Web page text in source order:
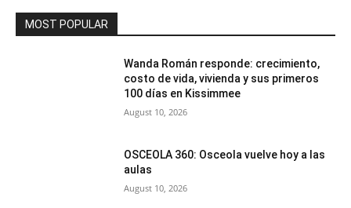
MOST POPULAR
Wanda Román responde: crecimiento,
costo de vida, vivienda y sus primeros
100 días en Kissimmee
August 10, 2026
OSCEOLA 360: Osceola vuelve hoy a las
aulas
August 10, 2026